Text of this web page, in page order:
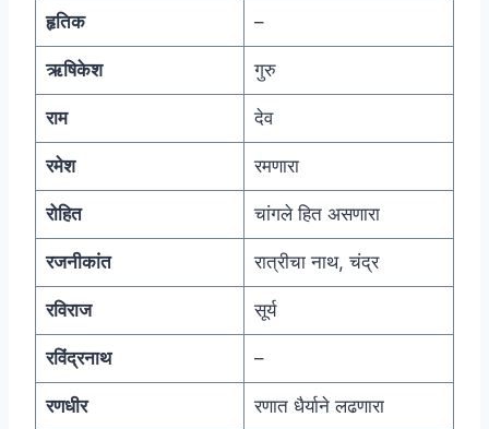
हृतिक –
ऋषिकेश गुरु
राम देव
रमेश रमणारा
रोहित चांगले हित असणारा
रजनीकांत रात्रीचा नाथ, चंद्र
रविराज सूर्य
रविंद्रनाथ –
रणधीर रणात धैर्याने लढणारा